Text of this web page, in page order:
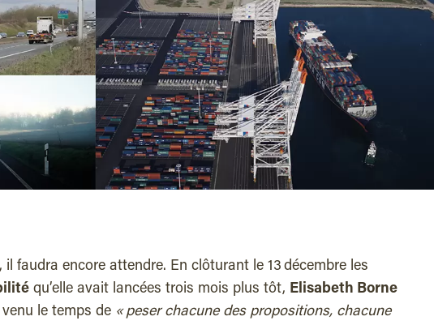
il faudra encore attendre. En clôturant le 13 décembre les
qu’elle avait lancées trois mois plus tôt, Elisabeth Borne
le temps de « peser chacune des propositions, chacune